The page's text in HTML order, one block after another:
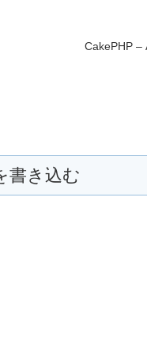
CakePHP –
書き込む